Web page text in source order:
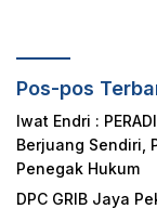
Pos-pos
Iwat Endri :
Berjuang Sendiri,
Penegak Hukum
DPC GRIB Jaya